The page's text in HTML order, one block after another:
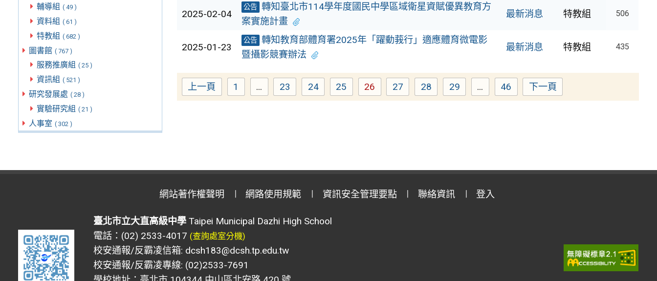
輔導組 ( 49 )
資料組 ( 61 )
特教組 ( 682 )
圖書館 ( 767 )
服務推廣組 ( 25 )
資訊組 ( 521 )
研究發展處 ( 28 )
實驗研究組 ( 21 )
人事室 ( 302 )
2025-02-04
公告 轉知臺北市114學年度國民中學區域衛星資賦優異教育方
案實施計畫
最新消息 特教組 506
2025-01-23
公告 轉知教育部體育署2025年「躍動莪行」適應體育微電影
暨攝影競賽辦法
最新消息 特教組 435
上一頁 Page
1 ... Page
23 Page
24 Page
25 Page
26 Page
27 Page
28 Page
29 ... Page
46 下一頁
網站著作權聲明 網路使用規範 資訊安全管理要點 聯絡資訊 登入
臺北市立大直高級中學Taipei Municipal Dazhi High School
電話：(02) 2533-4017 (查詢處室分機)
校安通報/反霸凌信箱: dcsh183@dcsh.tp.edu.tw
校安通報/反霸凌專線: (02)2533-7691